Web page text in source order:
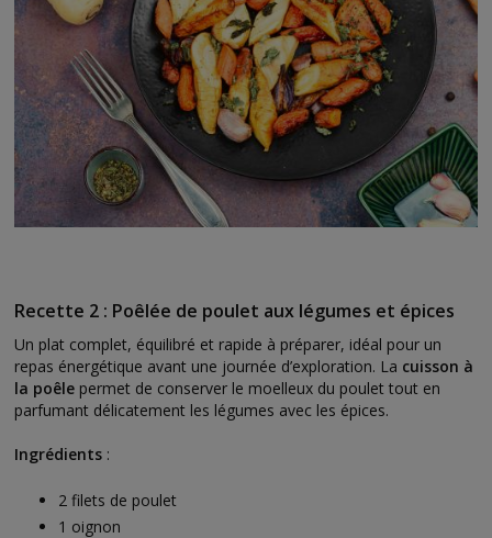
Recette 2 : Poêlée de poulet aux légumes et épices
Un plat complet, équilibré et rapide à préparer, idéal pour un
repas énergétique avant une journée d’exploration. La cuisson à
la poêle permet de conserver le moelleux du poulet tout en
parfumant délicatement les légumes avec les épices.
Ingrédients :
2 filets de poulet
1 oignon